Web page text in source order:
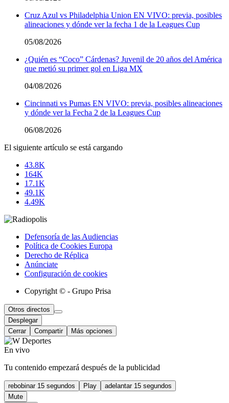
Cruz Azul vs Philadelphia Union EN VIVO: previa, posibles
alineaciones y dónde ver la fecha 1 de la Leagues Cup
05/08/2026
¿Quién es “Coco” Cárdenas? Juvenil de 20 años del América
que metió su primer gol en Liga MX
04/08/2026
Cincinnati vs Pumas EN VIVO: previa, posibles alineaciones
y dónde ver la Fecha 2 de la Leagues Cup
06/08/2026
El siguiente artículo se está cargando
43.8K
164K
17.1K
49.1K
4.49K
Defensoría de las Audiencias
Política de Cookies Europa
Derecho de Réplica
Anúnciate
Configuración de cookies
Copyright © - Grupo Prisa
Otros directos
Desplegar
Cerrar
Compartir Más opciones
En vivo
Tu contenido empezará después de la publicidad
rebobinar 15 segundos Play
adelantar 15 segundos
Mute